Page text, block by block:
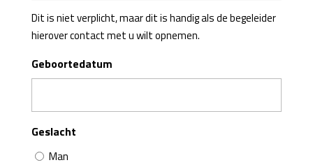
Dit is niet verplicht, maar dit is handig als de begeleider
hierover contact met u wilt opnemen.
Geboortedatum
Geslacht
Man